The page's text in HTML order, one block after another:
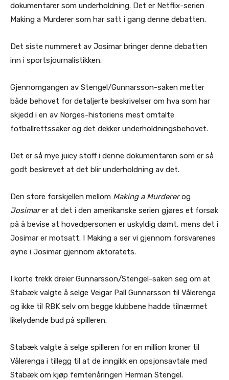
dokumentarer som underholdning. Det er Netflix-serien
Making a Murderer som har satt i gang denne debatten.
Det siste nummeret av Josimar bringer denne debatten
inn i sportsjournalistikken.
Gjennomgangen av Stengel/Gunnarsson-saken metter
både behovet for detaljerte beskrivelser om hva som har
skjedd i en av Norges-historiens mest omtalte
fotballrettssaker og det dekker underholdningsbehovet.
Det er så mye juicy stoff i denne dokumentaren som er så
godt beskrevet at det blir underholdning av det.
Den store forskjellen mellom Making a Murdererog
Josimarer at det i den amerikanske serien gjøres et forsøk
på å bevise at hovedpersonen er uskyldig dømt, mens det i
Josimar er motsatt. I Making a ser vi gjennom forsvarenes
øyne i Josimar gjennom aktoratets.
I korte trekk dreier Gunnarsson/Stengel-saken seg om at
Stabæk valgte å selge Veigar Pall Gunnarsson til Vålerenga
og ikke til RBK selv om begge klubbene hadde tilnærmet
likelydende bud på spilleren.
Stabæk valgte å selge spilleren for en million kroner til
Vålerenga i tillegg til at de inngikk en opsjonsavtale med
Stabæk om kjøp femtenåringen Herman Stengel.